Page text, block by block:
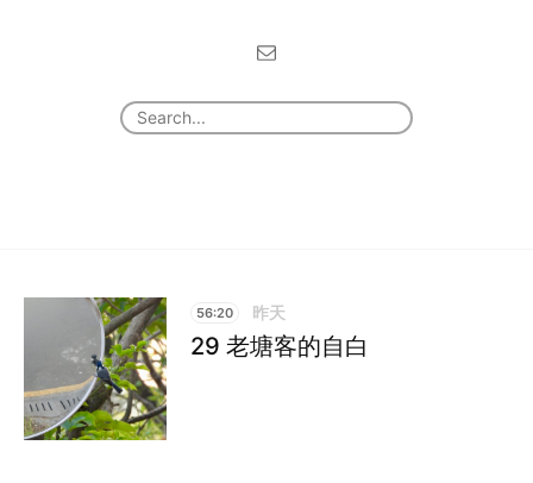
56:20 昨天
29 老塘客的自白